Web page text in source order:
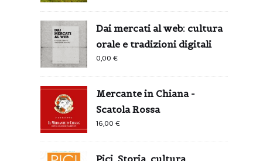
Dai mercati al web: cultura
orale e tradizioni digitali
0,00€
Mercante in Chiana -
Scatola Rossa
16,00€
Pici. Storia, cultura,